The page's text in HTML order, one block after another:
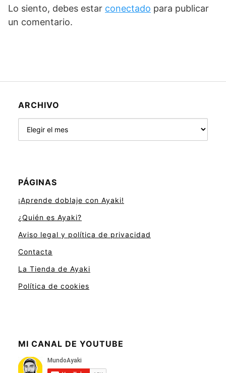
Lo siento, debes estar conectado para publicar
un comentario.
ARCHIVO
PÁGINAS
¡Aprende doblaje con Ayaki!
¿Quién es Ayaki?
Aviso legal y política de privacidad
Contacta
La Tienda de Ayaki
Política de cookies
MI CANAL DE YOUTUBE